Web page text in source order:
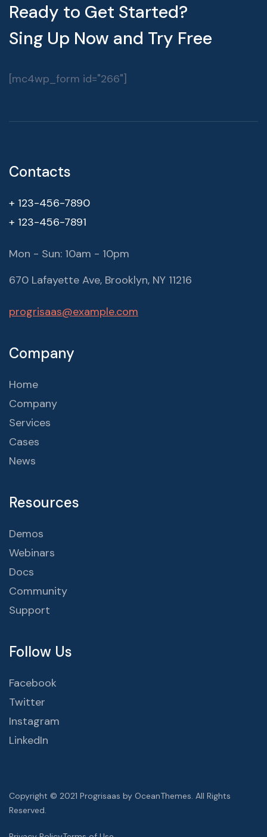
Ready to Get Started?
Sing Up Now and Try Free
[mc4wp_form id="266"]
Contacts
+ 123-456-7890
+ 123-456-7891
Mon - Sun: 10am - 10pm
670 Lafayette Ave, Brooklyn, NY 11216
progrisaas@example.com
Company
Home
Company
Services
Cases
News
Resources
Demos
Webinars
Docs
Community
Support
Follow Us
Facebook
Twitter
Instagram
LinkedIn
Copyright © 2021 Progrisaas by OceanThemes. All Rights
Reserved.